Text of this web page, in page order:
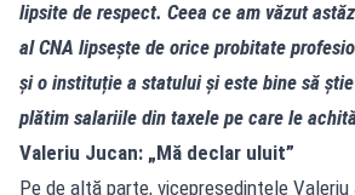
lipsite de respect. Ceea ce am văzut
al CNA lipsește de orice probitate
și o instituție a statului și este bine să
plătim salariile din taxele pe care le
Valeriu Jucan: „Mă declar uluit”
Pe de altă parte, vicepreședintele